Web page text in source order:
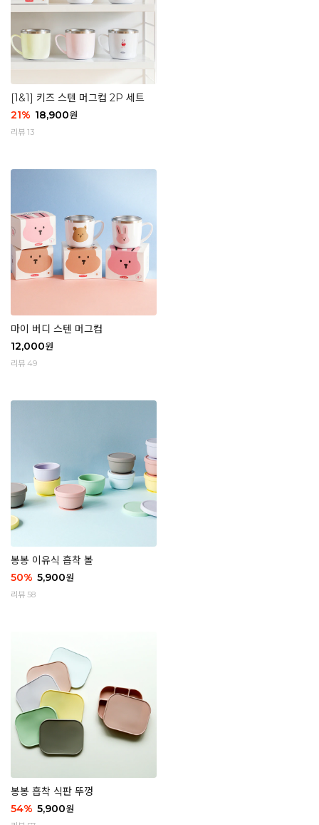
[1&1] 키즈 스텐 머그컵 2P 세트
21% 18,900원
리뷰 13
마이 버디 스텐 머그컵
12,000원
리뷰 49
봉봉 이유식 흡착 볼
50% 5,900원
리뷰 58
봉봉 흡착 식판 뚜껑
54% 5,900원